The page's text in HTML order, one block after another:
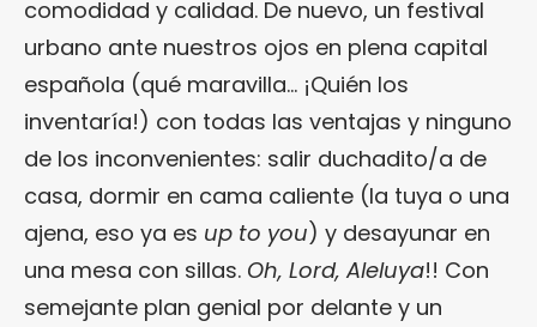
comodidad y calidad. De nuevo, un festival
urbano ante nuestros ojos en plena capital
española (qué maravilla… ¡Quién los
inventaría!) con todas las ventajas y ninguno
de los inconvenientes: salir duchadito/a de
casa, dormir en cama caliente (la tuya o una
ajena, eso ya es up to you) y desayunar en
una mesa con sillas. Oh, Lord, Aleluya!! Con
semejante plan genial por delante y un